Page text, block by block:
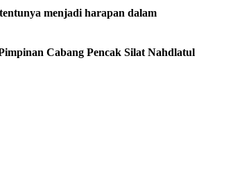
menjadi harapan dalam
Cabang Pencak Silat Nahdlatul